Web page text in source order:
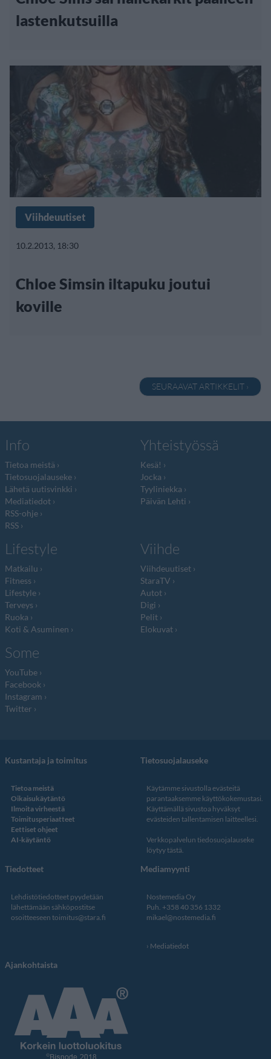
lastenkutsuilla
Viihdeuutiset
10.2.2013, 18:30
Chloe Simsin iltapuku joutui
koville
SEURAAVAT ARTIKKELIT ›
Info
Tietoa meistä
Tietosuojalauseke
Lähetä uutisvinkki
Mediatiedot
RSS-ohje
RSS
Yhteistyössä
Kesä!
Jocka
Tyyliniekka
Päivän Lehti
Lifestyle
Matkailu
Fitness
Lifestyle
Terveys
Ruoka
Koti & Asuminen
Viihde
Viihdeuutiset
StaraTV
Autot
Digi
Pelit
Elokuvat
Some
YouTube
Facebook
Instagram
Twitter
Kustantaja ja toimitus
Tietoa meistä
Oikaisukäytäntö
Ilmoita virheestä
Toimitusperiaatteet
Eettiset ohjeet
AI-käytäntö
Tietosuojalauseke
Käytämme sivustolla evästeitä
parantaaksemme käyttökokemustasi.
Käyttämällä sivustoa hyväksyt
evästeiden tallentamisen laitteellesi.
Verkkopalvelun tiedosuojalauseke
löytyy tästä
Tiedotteet
Lehdistötiedotteet pyydetään
lähettämään sähköpostitse
osoitteeseen toimitus@stara.fi
Mediamyynti
Nostemedia Oy
Puh. +358 40 356 1332
mikael@nostemedia.fi
Mediatiedot
Ajankohtaista